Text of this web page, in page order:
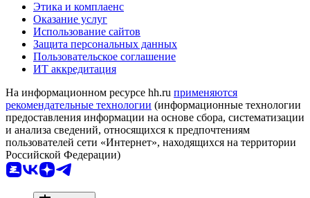
Этика и комплаенс
Оказание услуг
Использование сайтов
Защита персональных данных
Пользовательское соглашение
ИТ аккредитация
На информационном ресурсе hh.ru применяются
рекомендательные технологии (информационные технологии
предоставления информации на основе сбора, систематизации
и анализа сведений, относящихся к предпочтениям
пользователей сети «Интернет», находящихся на территории
Российской Федерации)